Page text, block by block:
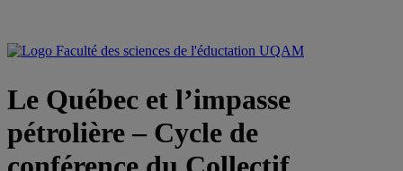
Le Québec et l’impasse
pétrolière – Cycle de